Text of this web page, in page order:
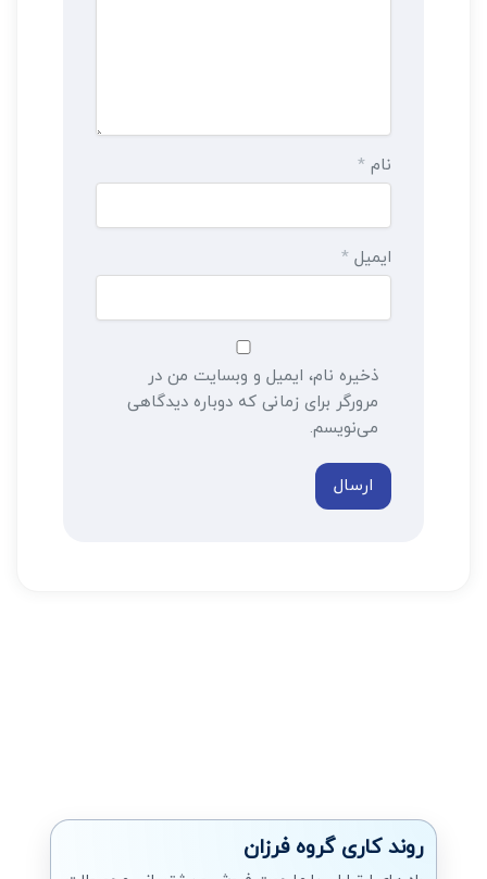
نام *
ایمیل *
ذخیره نام، ایمیل و وبسایت من در
مرورگر برای زمانی که دوباره دیدگاهی
می‌نویسم.
روند کاری گروه فرزان